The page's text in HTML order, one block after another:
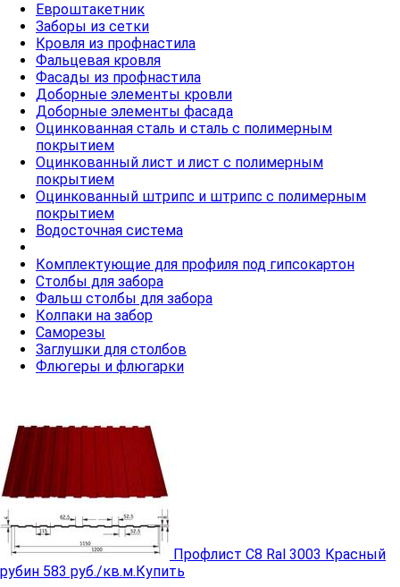
Евроштакетник
Заборы из сетки
Кровля из профнастила
Фальцевая кровля
Фасады из профнастила
Доборные элементы кровли
Доборные элементы фасада
Оцинкованная сталь и сталь с полимерным
покрытием
Оцинкованный лист и лист с полимерным
покрытием
Оцинкованный штрипс и штрипс с полимерным
покрытием
Водосточная система
Комплектующие для профиля под гипсокартон
Столбы для забора
Фальш столбы для забора
Колпаки на забор
Cаморезы
Заглушки для столбов
Флюгеры и флюгарки
Профлист C8 Ral 3003 Красный
рубин 583 руб./кв.м.Купить